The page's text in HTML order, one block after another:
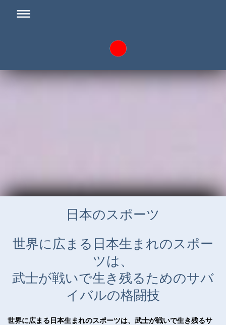
日本のスポーツ
世界に広まる日本生まれのスポー
ツは、
武士が戦いで生き残るためのサバ
イバルの格闘技
世界に広まる日本生まれのスポーツは、武士が戦いで生き残るサ